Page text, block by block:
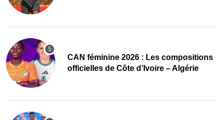
‎CAN féminine 2026 : Les compositions
officielles de Côte d’Ivoire – Algérie